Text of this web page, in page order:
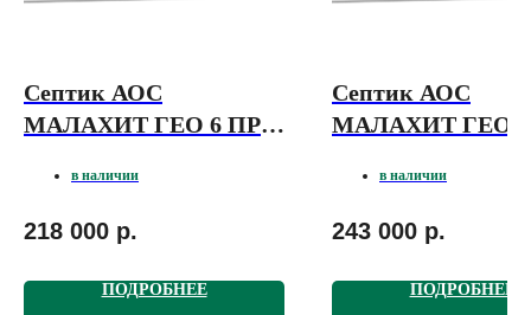
Септик АОС
МАЛАХИТ ГЕО 6 ПР
в наличии
218 000 р.
ПОДРОБНЕЕ
Септик АОС
МАЛАХИТ ГЕО
в наличии
243 000 р.
ПОДРОБНЕЕ